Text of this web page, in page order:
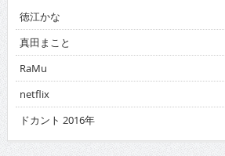
徳江かな
真田まこと
RaMu
netflix
ドカント 2016年